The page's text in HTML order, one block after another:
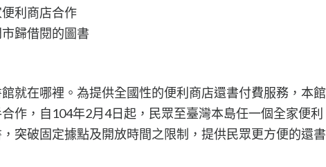
利商店合作
歸借閱的圖書
就在哪裡。為提供全國性的便利商店還書付費服務，本館
作，自104年2月4日起，民眾至臺灣本島任一個全家便利
突破固定據點及開放時間之限制，提供民眾更方便的還書